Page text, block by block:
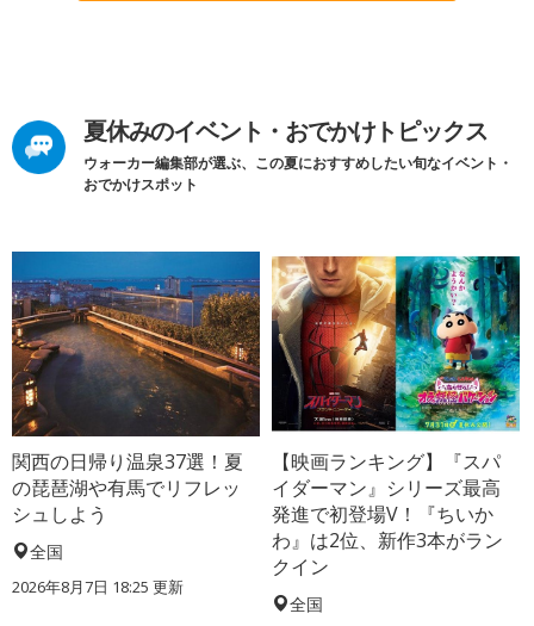
夏休みのイベント・おでかけトピックス
ウォーカー編集部が選ぶ、この夏におすすめしたい旬なイベント・
おでかけスポット
関西の日帰り温泉37選！夏
の琵琶湖や有馬でリフレッ
シュしよう
全国
2026年8月7日 18:25 更新
【映画ランキング】『スパ
イダーマン』シリーズ最高
発進で初登場V！『ちいか
わ』は2位、新作3本がラン
クイン
全国